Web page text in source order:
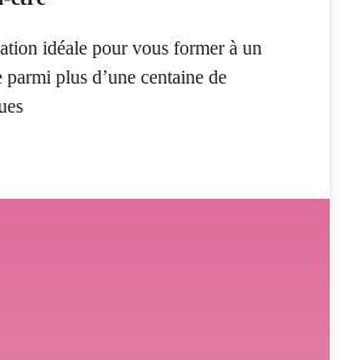
idéale pour vous former à un
plus d’une centaine de